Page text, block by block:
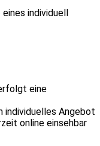
individuell
eine
individuelles Angebot
online einsehbar